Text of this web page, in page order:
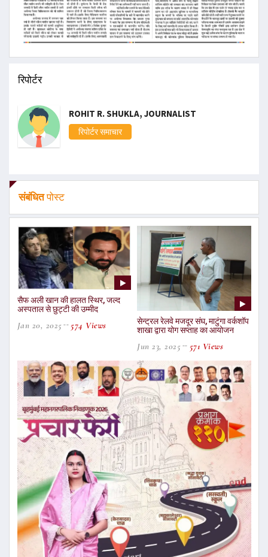
रिपोर्टर
ROHIT R. SHUKLA, JOURNALIST
रिपोर्टर समाचार
संबंधितपोस्ट
सैफ अली खान की हालत स्थिर, जल्द
अस्पताल से छुट्टी की उम्मीद
Jan 20, 2025 574 Views
सेन्ट्रल रेलवे मजदूर संघ, माटुंगा वर्कशॉप
शाखा द्वारा योग सप्ताह का आयोजन
Jun 23, 2025 571 Views